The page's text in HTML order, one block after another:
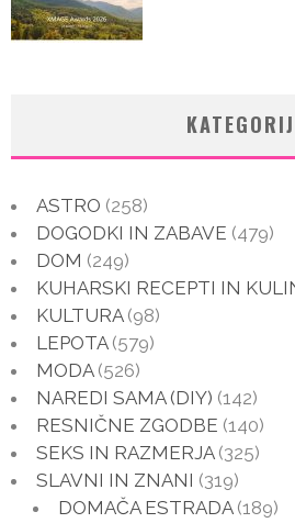
ASTRO (258)
DOGODKI IN ZABAVE (479)
DOM (249)
KUHARSKI RECEPTI IN
KULTURA(98)
LEPOTA(579)
MODA(526)
NAREDI SAMA (DIY) (142)
RESNIČNE ZGODBE (140)
SEKS IN RAZMERJA(325)
SLAVNI IN ZNANI (319)
DOMAČA ESTRADA(189)